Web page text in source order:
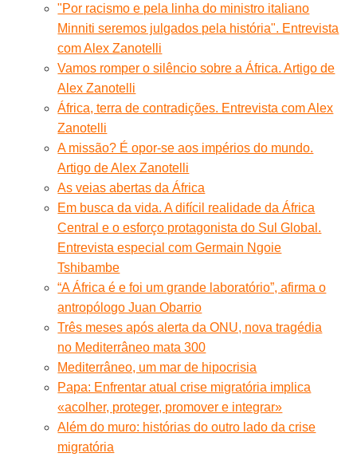
"Por racismo e pela linha do ministro italiano
Minniti seremos julgados pela história". Entrevista
com Alex Zanotelli
Vamos romper o silêncio sobre a África. Artigo de
Alex Zanotelli
África, terra de contradições. Entrevista com Alex
Zanotelli
A missão? É opor-se aos impérios do mundo.
Artigo de Alex Zanotelli
As veias abertas da África
Em busca da vida. A difícil realidade da África
Central e o esforço protagonista do Sul Global.
Entrevista especial com Germain Ngoie
Tshibambe
“A África é e foi um grande laboratório”, afirma o
antropólogo Juan Obarrio
Três meses após alerta da ONU, nova tragédia
no Mediterrâneo mata 300
Mediterrâneo, um mar de hipocrisia
Papa: Enfrentar atual crise migratória implica
«acolher, proteger, promover e integrar»
Além do muro: histórias do outro lado da crise
migratória